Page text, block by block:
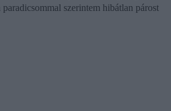
paradicsommal szerintem hibátlan párost